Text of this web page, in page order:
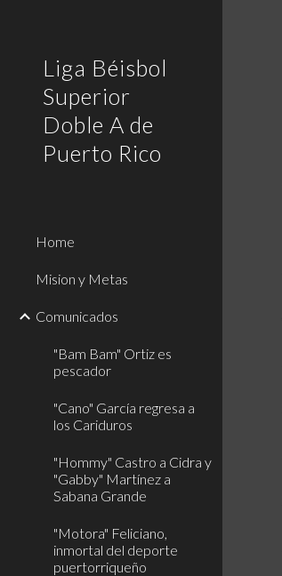
Liga Béisbol
Superior
Doble A de
Puerto Rico
Home
Mision y Metas
Comunicados
"Bam Bam" Ortiz es
pescador
"Cano" García regresa a
los Cariduros
"Hommy" Castro a Cidra y
"Gabby" Martínez a
Sabana Grande
"Motora" Feliciano,
inmortal del deporte
puertorriqueño